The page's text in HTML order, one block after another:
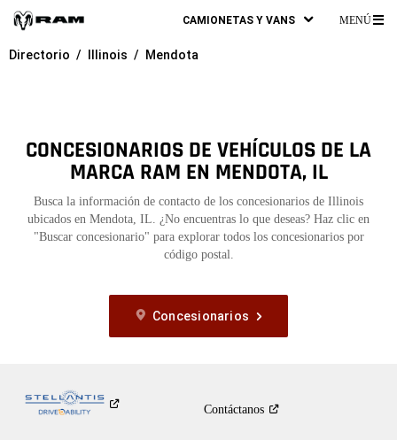
CAMIONETAS Y VANS MENÚ
Directorio Illinois Mendota
CONCESIONARIOS DE VEHÍCULOS DE LA
MARCA RAM EN MENDOTA, IL
Busca la información de contacto de los concesionarios de Illinois
ubicados en Mendota, IL. ¿No encuentras lo que deseas? Haz clic en
"Buscar concesionario" para explorar todos los concesionarios por
código postal.
Concesionarios
Contáctanos